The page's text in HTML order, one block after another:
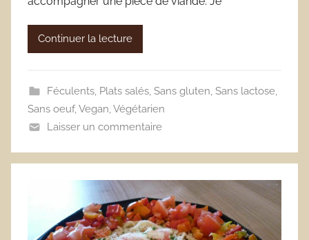
Continuer la lecture
Féculents, Plats salés, Sans gluten, Sans lactose,
Sans oeuf,Vegan,Végétarien
Laisser un commentaire